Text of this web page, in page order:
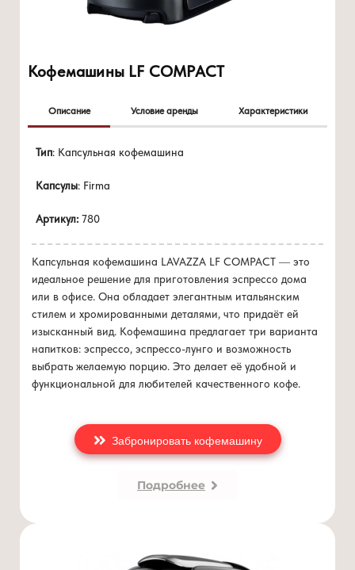
Кофемашины LF COMPACT
Описание Условие аренды Характеристики
Тип: Капсульная кофемашина
Капсулы: Firma
Артикул: 780
Капсульная кофемашина LAVAZZA LF COMPACT — это
идеальное решение для приготовления эспрессо дома
или в офисе. Она обладает элегантным итальянским
стилем и хромированными деталями, что придаёт ей
изысканный вид. Кофемашина предлагает три варианта
напитков: эспрессо, эспрессо-лунго и возможность
выбрать желаемую порцию. Это делает её удобной и
функциональной для любителей качественного кофе.
Цена 0 руб./меспри покупке
Кофемашина автомат, запрограммирована на 3
Кнопка свободного пролива кофе, так называемая
Резервуар для воды 1,2 литра.
Индикатор заполнения накопителя
Регулируемая по высоте подставка для чашки.
Забронировать кофемашину
Подробнее